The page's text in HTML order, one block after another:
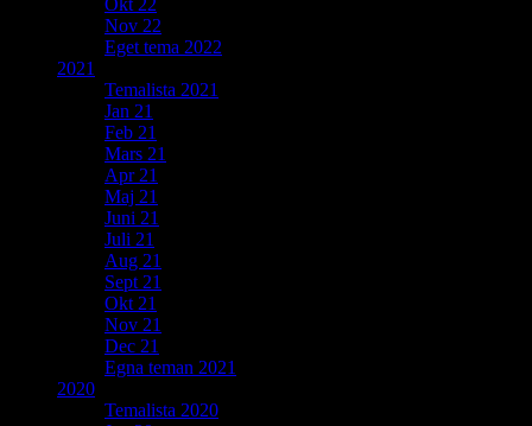
Nov 22
Eget tema 2022
2021
Temalista 2021
Jan 21
Feb 21
Mars 21
Apr 21
Maj 21
Juni 21
Juli 21
Aug 21
Sept 21
Okt 21
Nov 21
Dec 21
Egna teman 2021
2020
Temalista 2020